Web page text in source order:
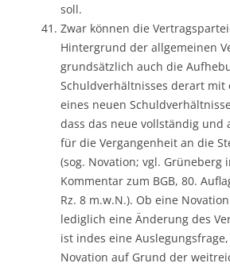
soll.
Zwar können die
Hintergrund der allgemeinen
grundsätzlich auch die
Schuldverhältnisses derart mit
eines neuen
dass das neue vollständig und
für die Vergangenheit an die
(sog. Novation; vgl. Grüneberg
Kommentar zum BGB, 80.
Rz. 8 m.w.N.). Ob eine
lediglich eine Änderung des
ist indes eine
Novation auf Grund der